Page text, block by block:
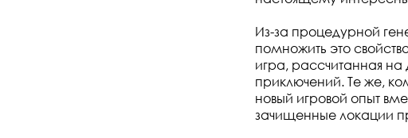
Из-за процедурной
помножить это
игра, рассчитанная на
приключений. Те же,
новый игровой опыт
зачищенные локации